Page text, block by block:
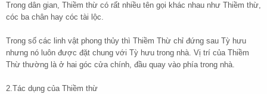
Trong dân gian, Thiềm thừ có rất nhiều tên gọi khác nhau như Thiềm thừ,
cóc ba chân hay cóc tài lộc.
Trong số các linh vật phong thủy thì Thiềm Thừ chỉ đứng sau Tỳ hưu
nhưng nó luôn được đặt chung với Tỳ hưu trong nhà. Vị trí của Thiềm
Thừ thường là ở hai góc cửa chính, đầu quay vào phía trong nhà.
2.Tác dụng của Thiềm thừ